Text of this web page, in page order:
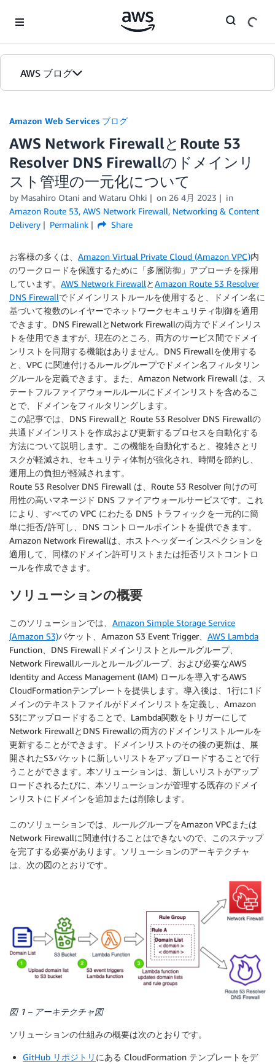
AWS ブログ
カテゴリ
エディション
Amazon Web Services ブログ
AWS Network FirewallとRoute 53
Resolver DNS Firewallのドメインリ
スト管理の一元化について
by Masahiro Otani and Wataru Ohki on 26 4月 2023
in
Amazon Route 53, AWS Network Firewall, Networking & Content
Delivery
Permalink Share
お客様の多くは、 Amazon Virtual Private Cloud (Amazon VPC)内
のワークロードを保護するために「多層防御」アプローチを採用
しています。 AWS Network FirewallとAmazon Route 53 Resolver
DNS Firewallでドメインリストルールを使用すると、ドメイン名に
基づいて複数のレイヤーでネットワークセキュリティ制御を適用
できます。DNS FirewallとNetwork Firewallの両方でドメインリス
トを使用できますが、現在のところ、両方のサービス間でドメイ
ンリストを同期する機能はありません。DNS Firewallを使用する
と、VPC に関連付けるルールグループでドメイン名フィルタリン
グルールを定義できます。また、Amazon Network Firewall は、ス
テートフルファイアウォールルールにドメインリストを含めるこ
とで、ドメインをフィルタリングします。
この記事では、DNS Firewallと Route 53 Resolver DNS Firewallの
共通ドメインリストを作成および更新するプロセスを自動化する
方法について説明します。この機能を自動化すると、複雑さとリ
スクが軽減され、セキュリティ体制が強化され、時間を節約し、
運用上の負担が軽減されます。
Route 53 Resolver DNS Firewall は、Route 53 Resolver 向けの可
用性の高いマネージド DNS ファイアウォールサービスです。これ
により、すべての VPC にわたる DNS トラフィックを一元的に簡
単に拒否/許可し、DNS コントロールポイントを提供できます。
Amazon Network Firewallは、ホストヘッダーインスペクションを
適用して、同様のドメイン許可リストまたは拒否リストコントロ
ールを作成できます。
ソリューションの概要
このソリューションでは、 Amazon Simple Storage Service
(Amazon S3)バケット、Amazon S3 Event Trigger、 AWS Lambda
Function、DNS Firewallドメインリストとルールグループ、
Network Firewallルールとルールグループ、および必要なAWS
Identity and Access Management (IAM) ロールを導入するAWS
CloudFormationテンプレートを提供します。導入後は、1行に1ド
メインのテキストファイルがドメインリストを定義し、Amazon
S3にアップロードすることで、Lambda関数をトリガーにして
Network FirewallとDNS Firewallの両方のドメインリストルールを
更新することができます。ドメインリストのその後の更新は、展
開されたS3バケットに新しいリストをアップロードすることで行
うことができます。本ソリューションは、新しいリストがアップ
ロードされるたびに、本ソリューションが管理する既存のドメイ
ンリストにドメインを追加または削除します。
このソリューションでは、ルールグループをAmazon VPCまたは
Network Firewallに関連付けることはできないので、このステップ
を完了する必要があります。ソリューションのアーキテクチャ
は、次の図のとおりです。
図 1 – アーキテクチャ図
ソリューションの仕組みの概要は次のとおりです。
GitHub リポジトリ にある CloudFormation テンプレートをデ